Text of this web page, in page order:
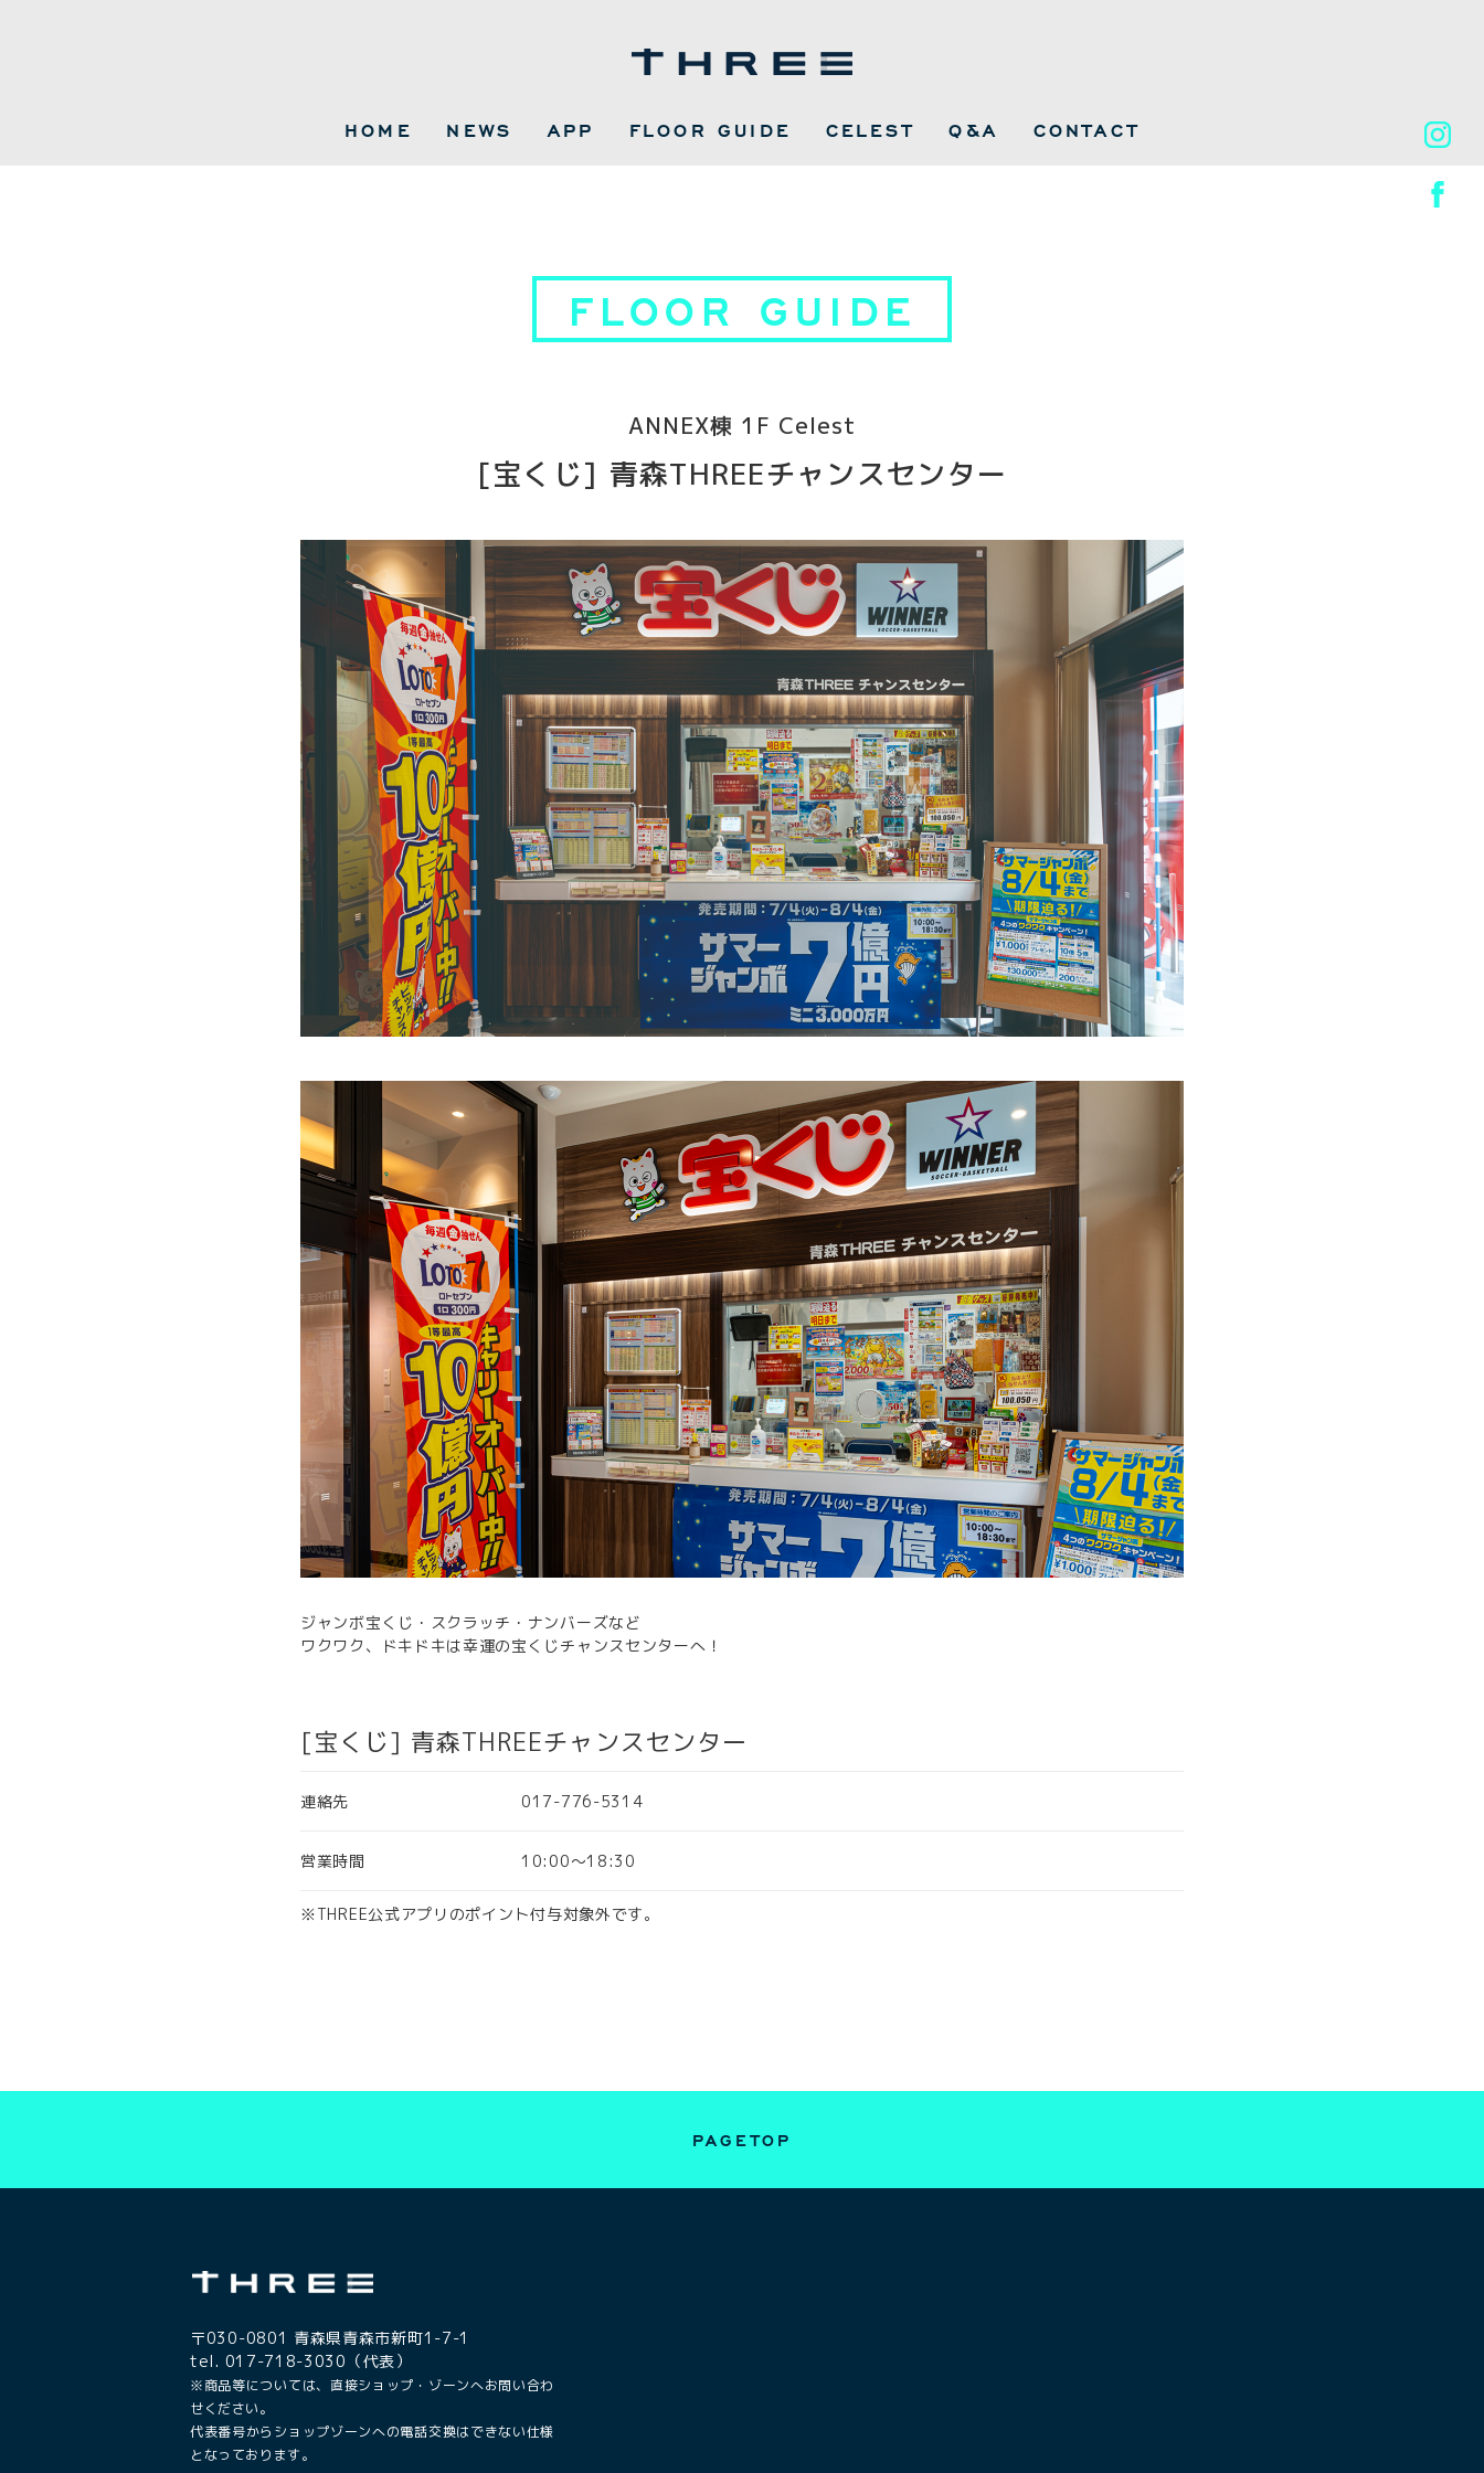
HOME NEWS APP FLOOR GUIDE CELEST Q&A CONTACT
FLOOR GUIDE
ANNEX棟 1F Celest
[宝くじ] 青森THREEチャンスセンター
ジャンボ宝くじ・スクラッチ・ナンバーズなど
ワクワク、ドキドキは幸運の宝くじチャンスセンターへ！
[宝くじ] 青森THREEチャンスセンター
連絡先 017-776-5314
営業時間 10:00～18:30
※THREE公式アプリのポイント付与対象外です。
PAGETOP
〒030-0801 青森県青森市新町1-7-1
tel. 017-718-3030（代表）
※商品等については、直接ショップ・ゾーンへお問い合わ
せください。
代表番号からショップゾーンへの電話交換はできない仕様
となっております。